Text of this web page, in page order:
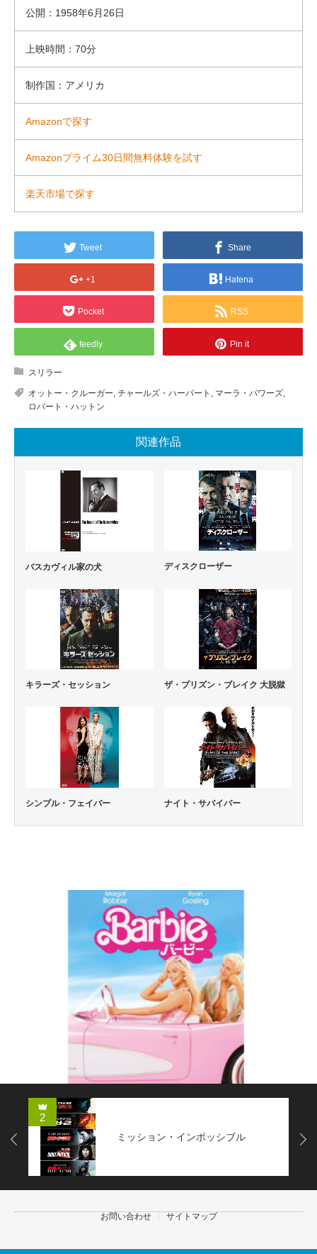
公開：1958年6月26日
上映時間：70分
制作国：アメリカ
Amazonで探す
Amazonプライム30日間無料体験を試す
楽天市場で探す
Tweet Share
+1 Hatena
Pocket RSS
feedly Pin it
スリラー
オットー・クルーガー, チャールズ・ハーバート , マーラ・パワーズ,
ロバート・ハットン
関連作品
バスカヴィル家の犬 ディスクローザー
キラーズ・セッション ザ・プリズン・ブレイク 大脱獄
シンプル・フェイバー ナイト・サバイバー
2
ミッション・インポッシブル
Next
お問い合わせ サイトマップ